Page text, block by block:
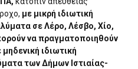
με μικρή ιδιωτική
σε Λέρο, Λέσβο, Χίο,
να πραγματοποιηθούν
ιδιωτική
των Δήμων Ιστιαίας-